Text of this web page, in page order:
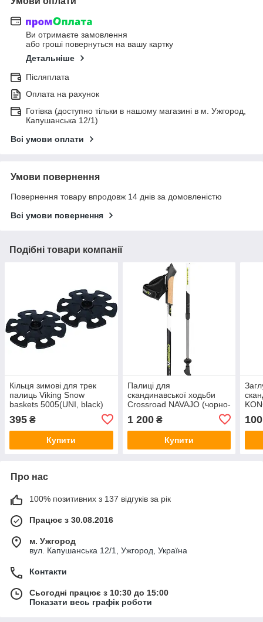
Ви отримаєте замовлення
або гроші повернуться на вашу картку
Детальніше
Післяплата
Оплата на рахунок
Готівка (доступно тільки в нашому магазині в м. Ужгород,
Капушанська 12/1)
Всі умови оплати
Умови повернення
Повернення товару впродовж 14 днів за домовленістю
Всі умови повернення
Подібні товари компанії
Кільця зимові для трек
палиць Viking Snow
baskets 5005(UNI, black)
395 ₴
Купити
Палиці для
скандинавської ходьби
Crossroad NAVAJO (чорно-
1 200₴
Купити
100
Про нас
100% позитивних з 137 відгуків за рік
Працює з 30.08.2016
м. Ужгород
вул. Капушанська 12/1, Ужгород, Україна
Контакти
Сьогодні працює з 10:30 до 15:00
Показати весь графік роботи